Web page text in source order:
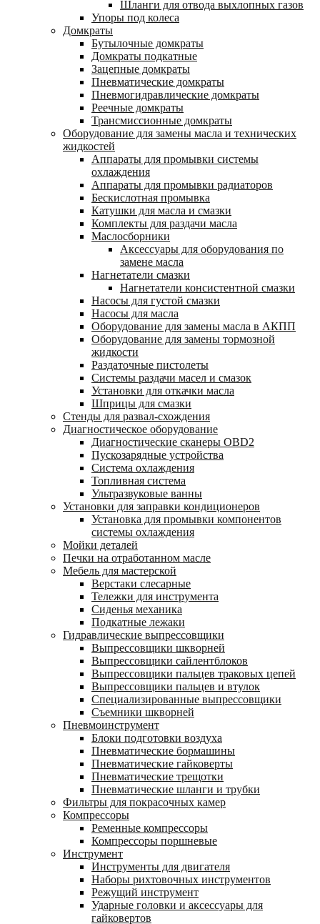
Шланги для отвода выхлопных газов
Упоры под колеса
Домкраты
Бутылочные домкраты
Домкраты подкатные
Зацепные домкраты
Пневматические домкраты
Пневмогидравлические домкраты
Реечные домкраты
Трансмиссионные домкраты
Оборудование для замены масла и технических
жидкостей
Аппараты для промывки системы
охлаждения
Аппараты для промывки радиаторов
Бескислотная промывка
Катушки для масла и смазки
Комплекты для раздачи масла
Маслосборники
Аксессуары для оборудования по
замене масла
Нагнетатели смазки
Нагнетатели консистентной смазки
Насосы для густой смазки
Насосы для масла
Оборудование для замены масла в АКПП
Оборудование для замены тормозной
жидкости
Раздаточные пистолеты
Системы раздачи масел и смазок
Установки для откачки масла
Шприцы для смазки
Стенды для развал-схождения
Диагностическое оборудование
Диагностические сканеры OBD2
Пускозарядные устройства
Система охлаждения
Топливная система
Ультразвуковые ванны
Установки для заправки кондиционеров
Установка для промывки компонентов
системы охлаждения
Мойки деталей
Печки на отработанном масле
Мебель для мастерской
Верстаки слесарные
Тележки для инструмента
Сиденья механика
Подкатные лежаки
Гидравлические выпрессовщики
Выпрессовщики шкворней
Выпрессовщики сайлентблоков
Выпрессовщики пальцев траковых цепей
Выпрессовщики пальцев и втулок
Специализированные выпрессовщики
Cъемники шкворней
Пневмоинструмент
Блоки подготовки воздуха
Пневматические бормашины
Пневматические гайковерты
Пневматические трещотки
Пневматические шланги и трубки
Фильтры для покрасочных камер
Компрессоры
Ременные компрессоры
Компрессоры поршневые
Инструмент
Инструменты для двигателя
Наборы рихтовочных инструментов
Режущий инструмент
Ударные головки и аксессуары для
гайковертов